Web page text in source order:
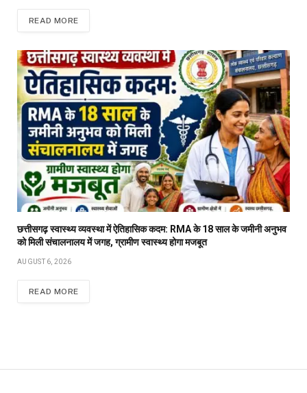
READ MORE
छत्तीसगढ़ स्वास्थ्य व्यवस्था में ऐतिहासिक कदम: RMA के 18 साल के जमीनी अनुभव
को मिली संचालनालय में जगह, ग्रामीण स्वास्थ्य होगा मजबूत
AUGUST 6, 2026
READ MORE